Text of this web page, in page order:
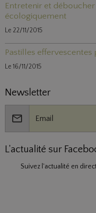
Entretenir et
écologiquement
Le 22/11/2015
Pastilles
Le 16/11/2015
Newsletter
L'actualité sur
Suivez l'actualité en